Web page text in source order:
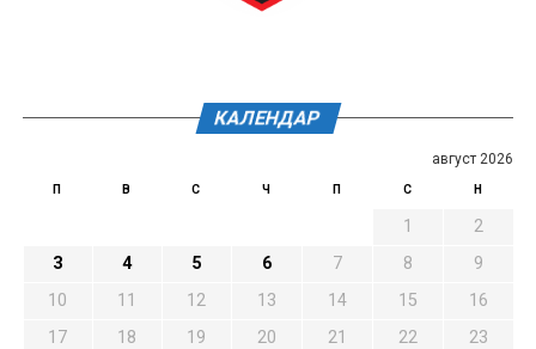
КАЛЕНДАР
август 2026
П В С Ч П С Н
1
2
3
4 5 6 7 8
9
10
11 12 13 14 15
16
17
18 19 20 21 22
23